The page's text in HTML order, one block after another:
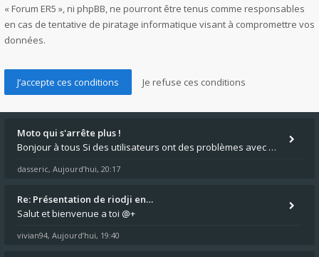
« Forum ER5 », ni phpBB, ne pourront être tenus comme responsables
en cas de tentative de piratage informatique visant à compromettre vos
données.
Moto qui s'arrête plus !
Bonjour à tous Si des utilisateurs ont des problèmes avec leur moto qui démarre plus, la mienne ne coupe plus :?: - Je
dasseric, Aujourd’hui, 20:17
Re: Présentation de riodji en…
Salut et bienvenue a toi @+
vivian94, Aujourd’hui, 19:40